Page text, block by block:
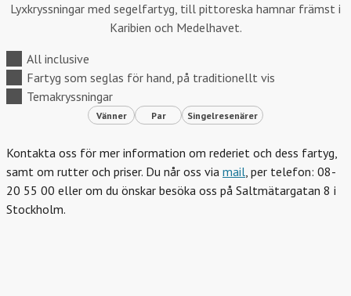
Lyxkryssningar med segelfartyg, till pittoreska hamnar främst i
Karibien och Medelhavet.
All inclusive
Fartyg som seglas för hand, på traditionellt vis
Temakryssningar
Vänner Par Singelresenärer
Kontakta oss för mer information om rederiet och dess fartyg,
samt om rutter och priser. Du når oss via mail, per telefon: 08-
20 55 00 eller om du önskar besöka oss på Saltmätargatan 8 i
Stockholm.